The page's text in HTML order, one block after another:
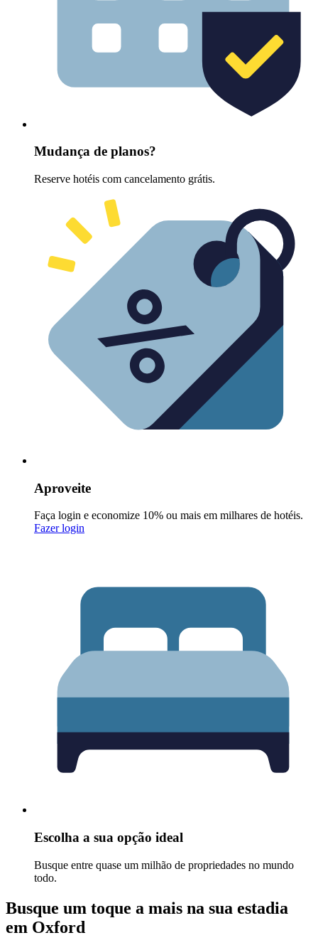
Mudança de planos?
Reserve hotéis com cancelamento grátis.
Aproveite
Faça login e economize 10% ou mais em milhares de hotéis.
Fazer login
Escolha a sua opção ideal
Busque entre quase um milhão de propriedades no mundo
todo.
Busque um toque a mais na sua estadia
em Oxford